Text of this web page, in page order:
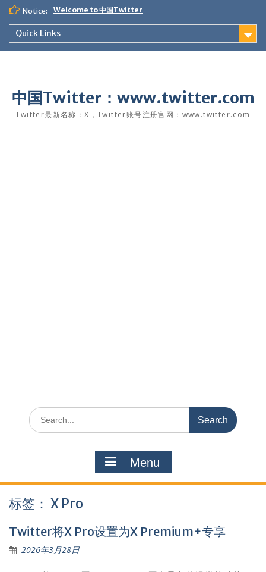
Skip
content
Notice: Welcome to 中国Twitter
Quick Links
中国Twitter：www.twitter.com
Twitter最新名称：X，Twitter账号注册官网：www.twitter.com
Search
for:
Menu
标签： X Pro
Twitter将X Pro设置为X Premium+专享
2026年3月28日